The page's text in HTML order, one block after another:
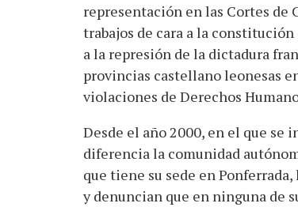
representación en las Cortes de
trabajos de cara a la
a la represión de la dictadura
provincias castellano leonesas
violaciones de Derechos
Desde el año 2000, en el que
diferencia la comunidad
que tiene su sede en
y denuncian que en ninguna de